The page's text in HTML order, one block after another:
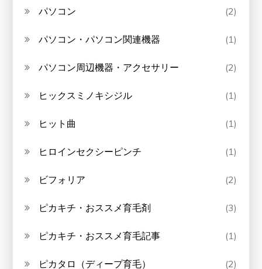
パソコン (2)
パソコン・パソコン関連機器 (1)
パソコン周辺機器・アクセサリー (2)
ヒックスミノキシジル (1)
ヒット曲 (1)
ヒロインセクシーピンチ (1)
ビフォリア (2)
ピカキチ・おススメ育毛剤 (3)
ピカキチ・おススメ育毛記事 (1)
ピカタロ（ディープ育毛） (2)